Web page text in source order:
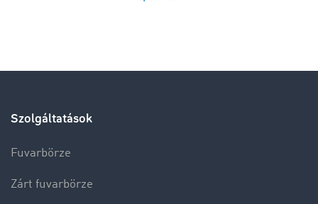
Szolgáltatások
Fuvarbörze
Zárt fuvarbörze